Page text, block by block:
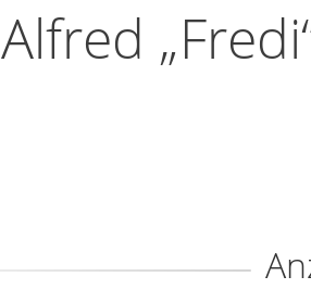
Alfred